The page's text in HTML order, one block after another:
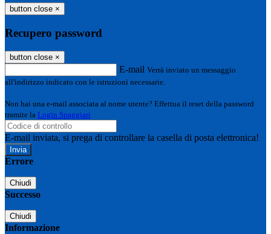
button close ×
Recupero password
button close ×
E-mail Verrà inviato un messaggio
all'indirizzo indicato con le istruzioni necessarie.
Non hai una e-mail associata al nome utente? Effettua il reset della password
tramite la Login Spaggiari
E-mail inviata, si prega di controllare la casella di posta elettronica!
Errore
Chiudi
Successo
Chiudi
Informazione